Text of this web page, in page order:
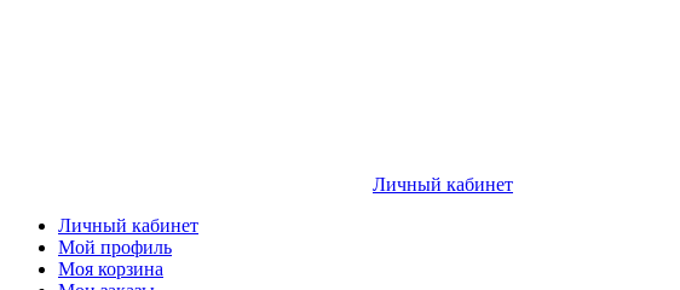
Личный кабинет
Личный кабинет
Мой профиль
Моя корзина